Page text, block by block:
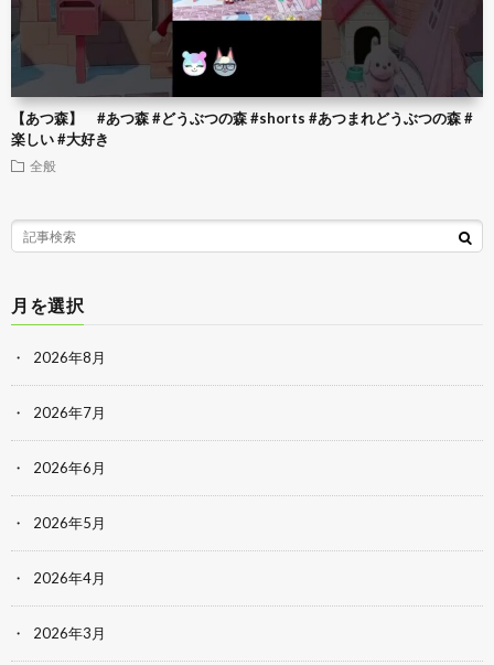
【あつ森】 #あつ森 #どうぶつの森 #shorts #あつまれどうぶつの森 #
楽しい #大好き
全般
月を選択
2026年8月
2026年7月
2026年6月
2026年5月
2026年4月
2026年3月